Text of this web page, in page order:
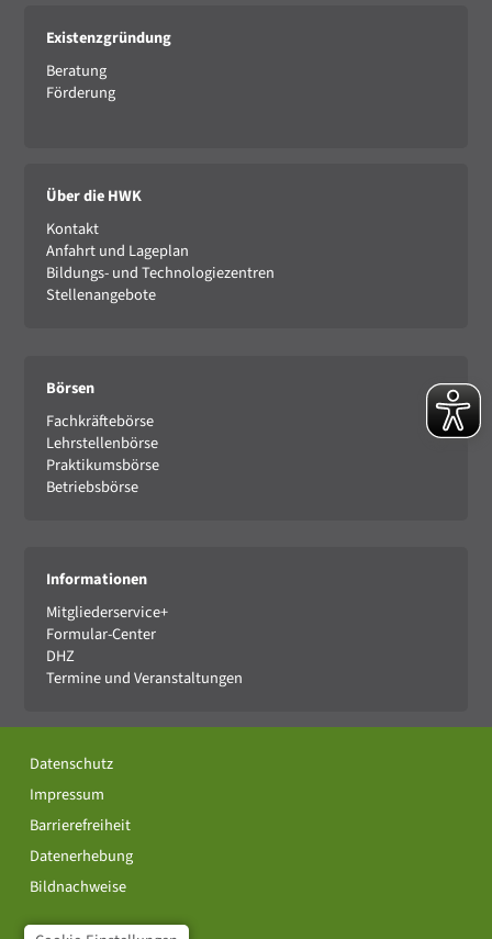
Existenzgründung
Beratung
Förderung
Über die HWK
Kontakt
Anfahrt und Lageplan
Bildungs- und Technologiezentren
Stellenangebote
Börsen
Fachkräftebörse
Lehrstellenbörse
Praktikumsbörse
Betriebsbörse
Informationen
Mitgliederservice+
Formular-Center
DHZ
Termine und Veranstaltungen
Datenschutz
Impressum
Barrierefreiheit
Datenerhebung
Bildnachweise